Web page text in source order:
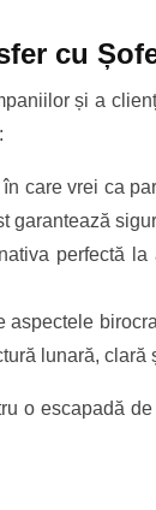
cu
și a
care vrei ca
perfectă
lunară, clară
o escapadă